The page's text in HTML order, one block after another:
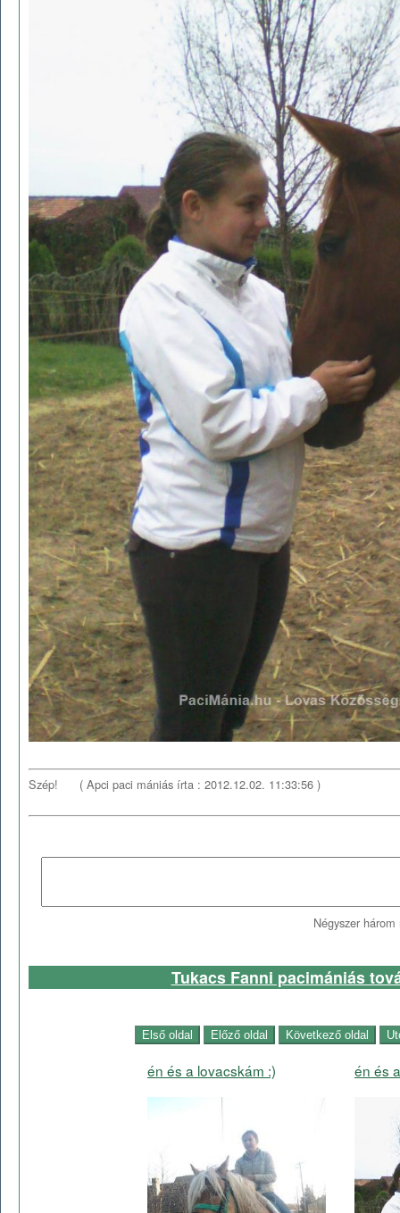
Szép! ( Apci paci mániás írta : 2012.12.02. 11:33:56 )
Négyszer
Tukacs Fanni pacimániás
én és a lovacskám :) én és